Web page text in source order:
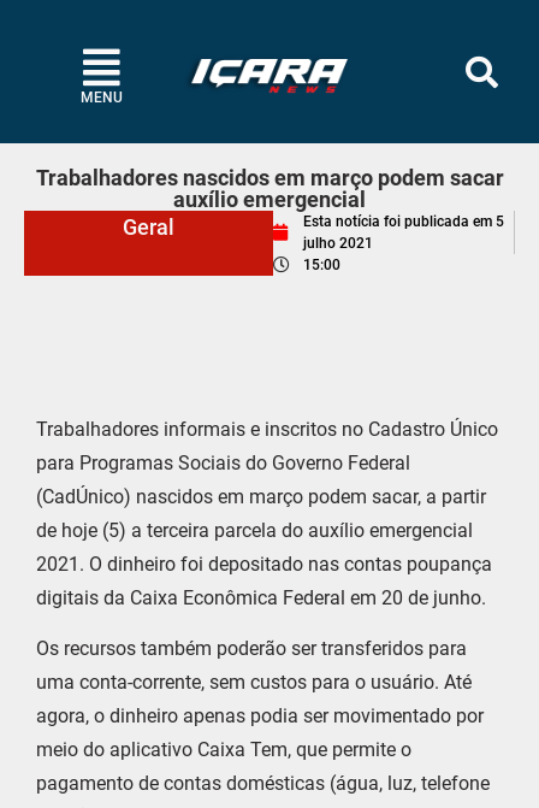
MENU
Trabalhadores nascidos em março podem sacar
auxílio emergencial
Geral
Esta notícia foi publicada em 5
julho 2021
15:00
Trabalhadores informais e inscritos no Cadastro Único
para Programas Sociais do Governo Federal
(CadÚnico) nascidos em março podem sacar, a partir
de hoje (5) a terceira parcela do auxílio emergencial
2021. O dinheiro foi depositado nas contas poupança
digitais da Caixa Econômica Federal em 20 de junho.
Os recursos também poderão ser transferidos para
uma conta-corrente, sem custos para o usuário. Até
agora, o dinheiro apenas podia ser movimentado por
meio do aplicativo Caixa Tem, que permite o
pagamento de contas domésticas (água, luz, telefone